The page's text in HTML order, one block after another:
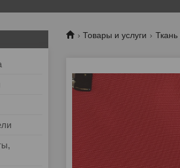
Товары и услуги